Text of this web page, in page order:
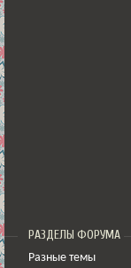
РАЗДЕЛЫ ФОРУМА
Разные темы